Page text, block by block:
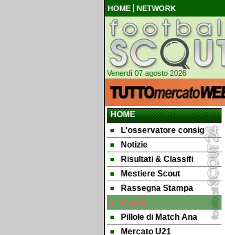
HOME NETWORK
Venerdì 07 agosto 2026
HOME
L'osservatore consig
Notizie
Risultati & Classifi
Mestiere Scout
Rassegna Stampa
Eventi
Pillole di Match Ana
Mercato U21